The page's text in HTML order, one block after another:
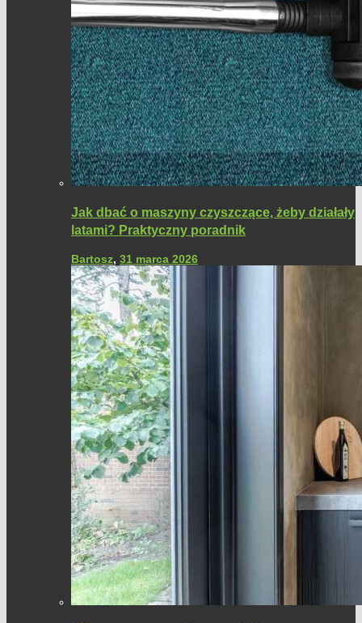
Jak dbać o maszyny czyszczące, żeby działały
latami? Praktyczny poradnik
Bartosz, 31 marca 2026